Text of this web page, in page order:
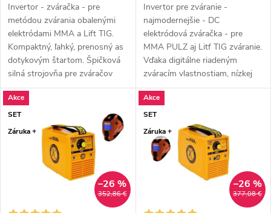
Invertor - zváračka - pre
metódou zvárania obalenými
elektródami MMA a Lift TIG.
Kompaktný, ľahký, prenosný as
dotykovým štartom. Špičková
silná strojovňa pre zváračov
nabitá...
Invertor pre zváranie -
najmodernejšie - DC
elektródová zváračka - pre
MMA PULZ aj Litf TIG zváranie.
Vďaka digitálne riadeným
zváracím vlastnostiam, nízkej
hmotnosti, extrémne...
Akce
SET
Záruka +
352,86 €
–26 %
Akce
SET
Záruka +
377,08 €
–26 %